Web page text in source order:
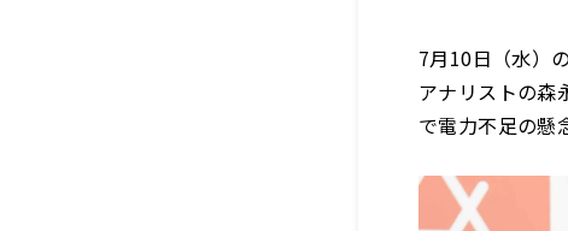
7月10日（水）
アナリストの森
で電力不足の懸